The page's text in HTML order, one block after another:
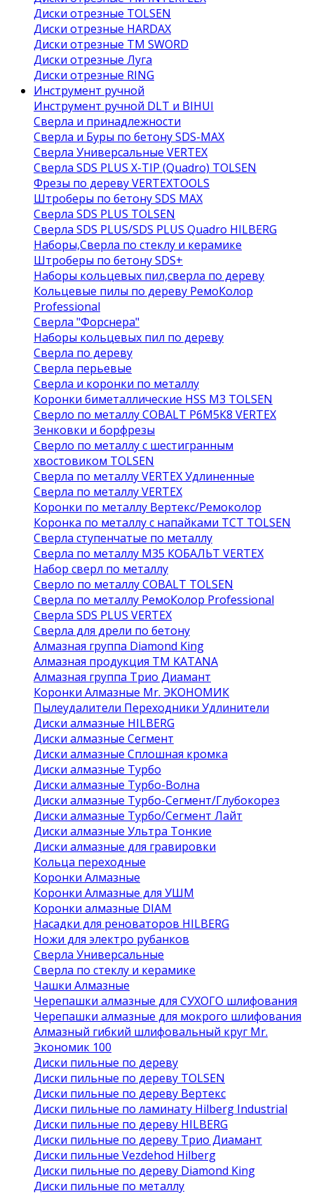
Диски отрезные TOLSEN
Диски отрезные HARDAX
Диски отрезные ТМ SWORD
Диски отрезные Луга
Диски отрезные RING
Инструмент ручной
Инструмент ручной DLT и BIHUI
Сверла и принадлежности
Сверла и Буры по бетону SDS-MAX
Сверла Универсальные VERTEX
Сверла SDS PLUS X-TIP (Quadro) TOLSEN
Фрезы по дереву VERTEXTOOLS
Штроберы по бетону SDS MAX
Сверла SDS PLUS TOLSEN
Сверла SDS PLUS/SDS PLUS Quadro HILBERG
Наборы,Сверла по стеклу и керамике
Штроберы по бетону SDS+
Наборы кольцевых пил,сверла по дереву
Кольцевые пилы по дереву РемоКолор
Professional
Сверла "Форснера"
Наборы кольцевых пил по дереву
Сверла по дереву
Сверла перьевые
Сверла и коронки по металлу
Коронки биметаллические HSS M3 TOLSEN
Сверло по металлу COBALT Р6М5К8 VERTEX
Зенковки и борфрезы
Сверло по металлу с шестигранным
хвостовиком TOLSEN
Сверла по металлу VERTEX Удлиненные
Сверла по металлу VERTEX
Коронки по металлу Вертекс/Ремоколор
Коронка по металлу с напайками TCT TOLSEN
Сверла ступенчатые по металлу
Сверла по металлу М35 КОБАЛЬТ VERTEX
Набор сверл по металлу
Сверло по металлу COBALT TOLSEN
Сверла по металлу РемоКолор Professional
Сверла SDS PLUS VERTEX
Сверла для дрели по бетону
Алмазная группа Diamond King
Алмазная продукция ТМ KATANA
Алмазная группа Трио Диамант
Коронки Алмазные Mr. ЭКОНОМИК
Пылеудалители Переходники Удлинители
Диски алмазные HILBERG
Диски алмазные Сегмент
Диски алмазные Сплошная кромка
Диски алмазные Турбо
Диски алмазные Турбо-Волна
Диски алмазные Турбо-Сегмент/Глубокорез
Диски алмазные Турбо/Сегмент Лайт
Диски алмазные Ультра Тонкие
Диски алмазные для гравировки
Кольца переходные
Коронки Алмазные
Коронки Алмазные для УШМ
Коронки алмазные DIAM
Насадки для реноваторов HILBERG
Ножи для электро рубанков
Сверла Универсальные
Сверла по стеклу и керамике
Чашки Алмазные
Черепашки алмазные для СУХОГО шлифования
Черепашки алмазные для мокрого шлифования
Алмазный гибкий шлифовальный круг Mr.
Экономик 100
Диски пильные по дереву
Диски пильные по дереву TOLSEN
Диски пильные по дереву Вертекс
Диски пильные по ламинату Hilberg Industrial
Диски пильные по дереву HILBERG
Диски пильные по дереву Трио Диамант
Диски пильные Vezdehod Hilberg
Диски пильные по дереву Diamond King
Диски пильные по металлу